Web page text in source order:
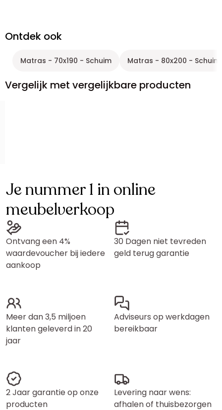
Ontdek ook
Matras - 70x190 - Schuim Matras - 80x200 - Schuim
Vergelijk met vergelijkbare producten
Je nummer 1 in online
meubelverkoop
Ontvang een 4%
waardevoucher bij iedere
aankoop
30 Dagen niet tevreden
geld terug garantie
Meer dan 3,5 miljoen
klanten geleverd in 20
jaar
Adviseurs op werkdagen
bereikbaar
2 Jaar garantie op onze
producten
Levering naar wens:
afhalen of thuisbezorgen